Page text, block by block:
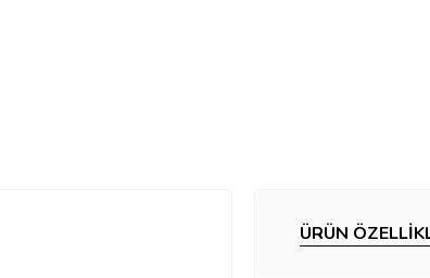
ÜRÜN